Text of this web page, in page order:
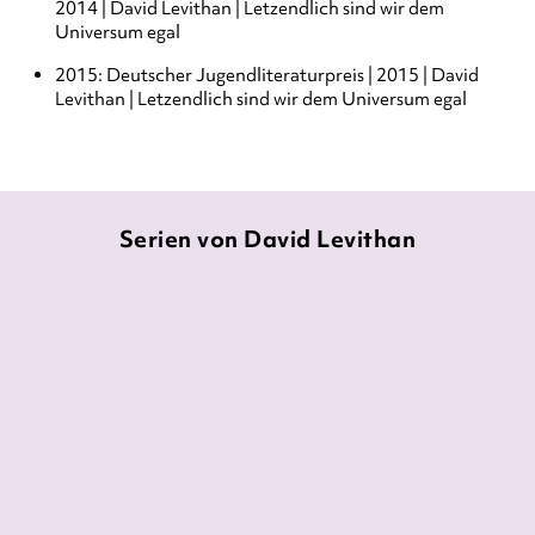
2014 | David Levithan | Letzendlich sind wir dem
Universum egal
2015: Deutscher Jugendliteraturpreis | 2015 | David
Levithan | Letzendlich sind wir dem Universum egal
Serien von David Levithan